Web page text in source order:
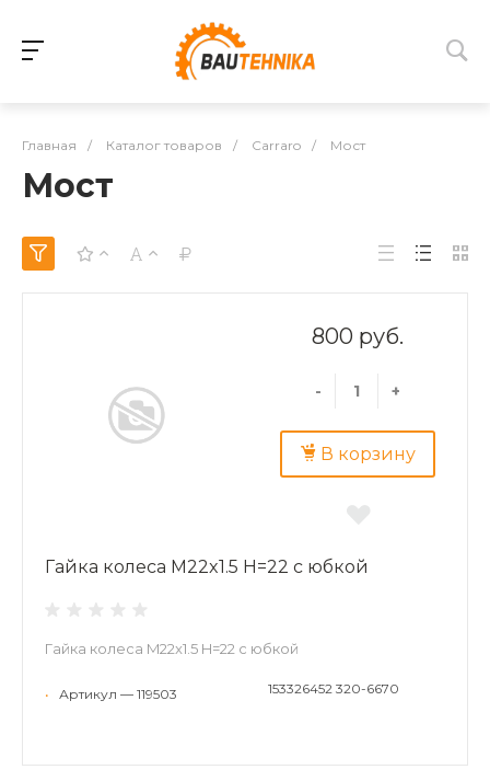
Главная / Каталог товаров / Carraro / Мост
Мост
800 руб.
- +
В корзину
Гайка колеса M22x1.5 H=22 с юбкой
Гайка колеса M22x1.5 H=22 с юбкой
• Артикул — 119503 153326452 320-6670